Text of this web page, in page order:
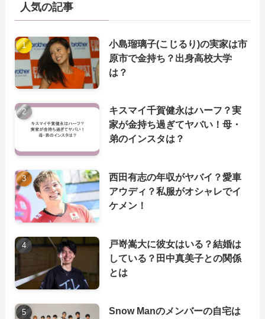
人気の記事
小島瑠璃子(こじるり)の実家は市
原市で金持ち？出身高校大学
は？
キスマイ千賀健永はハーフ？実
家が金持ち過ぎてヤバい！母・
弟のインスタは？
西田有志の年収がヤバイ？愛車
アウディ？私服がオシャレでイ
ケメン！
戸嵜嵩大に彼女はいる？結婚は
している？田中真美子との関係
とは
Snow Manのメンバーの自宅は